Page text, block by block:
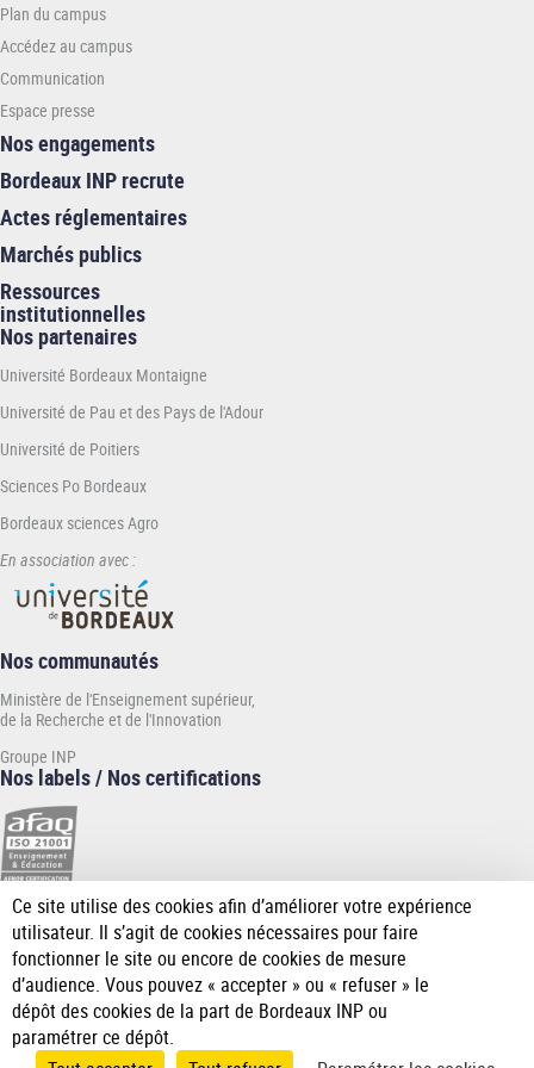
INP
Plan du campus
Accédez au campus
Communication
Espace presse
Nos engagements
Bordeaux INP recrute
Actes réglementaires
Marchés publics
Ressources
institutionnelles
Nos partenaires
Université Bordeaux Montaigne
Université de Pau et des Pays de l'Adour
Université de Poitiers
Sciences Po Bordeaux
Bordeaux sciences Agro
En association avec :
Nos communautés
Ministère de l'Enseignement supérieur,
de la Recherche et de l'Innovation
Groupe INP
Nos labels / Nos certifications
Ce site utilise des cookies afin d’améliorer votre expérience
utilisateur. Il s’agit de cookies nécessaires pour faire
fonctionner le site ou encore de cookies de mesure
d’audience. Vous pouvez « accepter » ou « refuser » le
dépôt des cookies de la part de Bordeaux INP ou
paramétrer ce dépôt.